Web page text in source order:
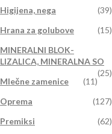
Higijena, nega
(39)
Hrana za golubove
(15)
MINERALNI BLOK-
LIZALICA, MINERALNA SO
(25)
Mlečne zamenice
(11)
Oprema
(127)
Premiksi
(62)